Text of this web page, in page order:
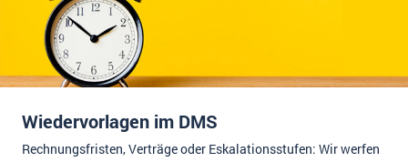
Wiedervorlagen im DMS
Rechnungsfristen, Verträge oder Eskalationsstufen: Wir werfen